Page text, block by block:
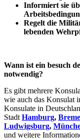
Informiert sie
Regelt die
lebenden
Wann ist ein besuch
notwendig?
Es gibt mehrere
wie auch das Konsulat
Konsulate in
StadtHamburg,
Ludwigsburg,
und weitere